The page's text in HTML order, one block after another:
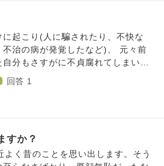
い出した時点で私はもうただの
悪い”と言われる立場だと思いま
い私に問題があることも、全て自
番よく分かっています。こうして
思われるでしょう。それでも今だ
生きていることだけでも褒めて頂き
いです。 それでも母は私の事を
過去の過ちのバ
す。 私は産まれてくるべきでは
す。 長文乱文失礼致し
時期を間違えたことが原因でし
たのですが、研究室に入っても毎
も就職して働くことを考えたら今
道具や場所などを考え、イメトレ
しかし嘘の日程である内定式ももう
役刑になったら自殺することを考
ゲームなどの遊びは好きでした。
ど前にも受けましたが、やはりこ
起こり(人に騙されたり、不快な
の病が発覚したなど)、 元々前
分もさすがに不貞腐れてしまい、
や大切と思っていたことが全てどう
を楽しめま
回答 1
すか？
く昔のことを思い出します。そう